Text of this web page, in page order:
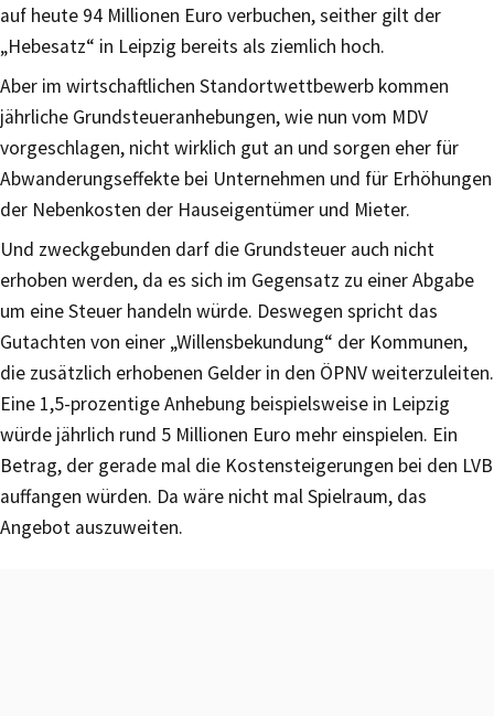
auf heute 94 Millionen Euro verbuchen, seither gilt der
„Hebesatz“ in Leipzig bereits als ziemlich hoch.
Aber im wirtschaftlichen Standortwettbewerb kommen
jährliche Grundsteueranhebungen, wie nun vom MDV
vorgeschlagen, nicht wirklich gut an und sorgen eher für
Abwanderungseffekte bei Unternehmen und für Erhöhungen
der Nebenkosten der Hauseigentümer und Mieter.
Und zweckgebunden darf die Grundsteuer auch nicht
erhoben werden, da es sich im Gegensatz zu einer Abgabe
um eine Steuer handeln würde. Deswegen spricht das
Gutachten von einer „Willensbekundung“ der Kommunen,
die zusätzlich erhobenen Gelder in den ÖPNV weiterzuleiten.
Eine 1,5-prozentige Anhebung beispielsweise in Leipzig
würde jährlich rund 5 Millionen Euro mehr einspielen. Ein
Betrag, der gerade mal die Kostensteigerungen bei den LVB
auffangen würden. Da wäre nicht mal Spielraum, das
Angebot auszuweiten.